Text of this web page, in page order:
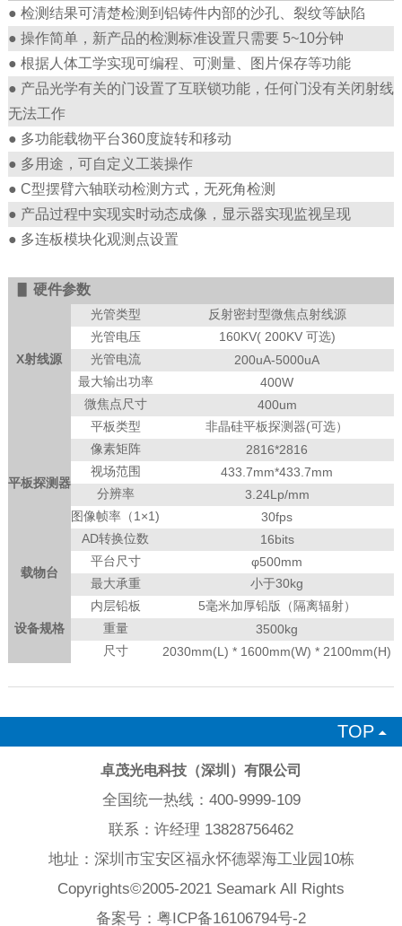
● 检测结果可清楚检测到铝铸件内部的沙孔、裂纹等缺陷
● 操作简单，新产品的检测标准设置只需要 5~10分钟
● 根据人体工学实现可编程、可测量、图片保存等功能
● 产品光学有关的门设置了互联锁功能，任何门没有关闭射线
无法工作
● 多功能载物平台360度旋转和移动
● 多用途，可自定义工装操作
● C型摆臂六轴联动检测方式，无死角检测
● 产品过程中实现实时动态成像，显示器实现监视呈现
● 多连板模块化观测点设置
硬件参数
X射线源
光管类型
反射密封型微焦点射线源
光管电压
160KV( 200KV 可选)
光管电流
200uA-5000uA
最大输出功率
400W
微焦点尺寸
400um
平板探测器
平板类型
非晶硅平板探测器(可选）
像素矩阵
2816*2816
视场范围
433.7mm*433.7mm
分辨率
3.24Lp/mm
图像帧率（1×1)
30fps
AD转换位数
16bits
载物台
平台尺寸
φ500mm
最大承重
小于30kg
设备规格
内层铅板
5毫米加厚铅版（隔离辐射）
重量
3500kg
尺寸
2030mm(L) * 1600mm(W) * 2100mm(H)
TOP
卓茂光电科技（深圳）有限公司
全国统一热线：400-9999-109
联系：许经理 13828756462
地址：深圳市宝安区福永怀德翠海工业园10栋
Copyrights©2005-2021 Seamark All Rights
备案号： 粤ICP备16106794号-2